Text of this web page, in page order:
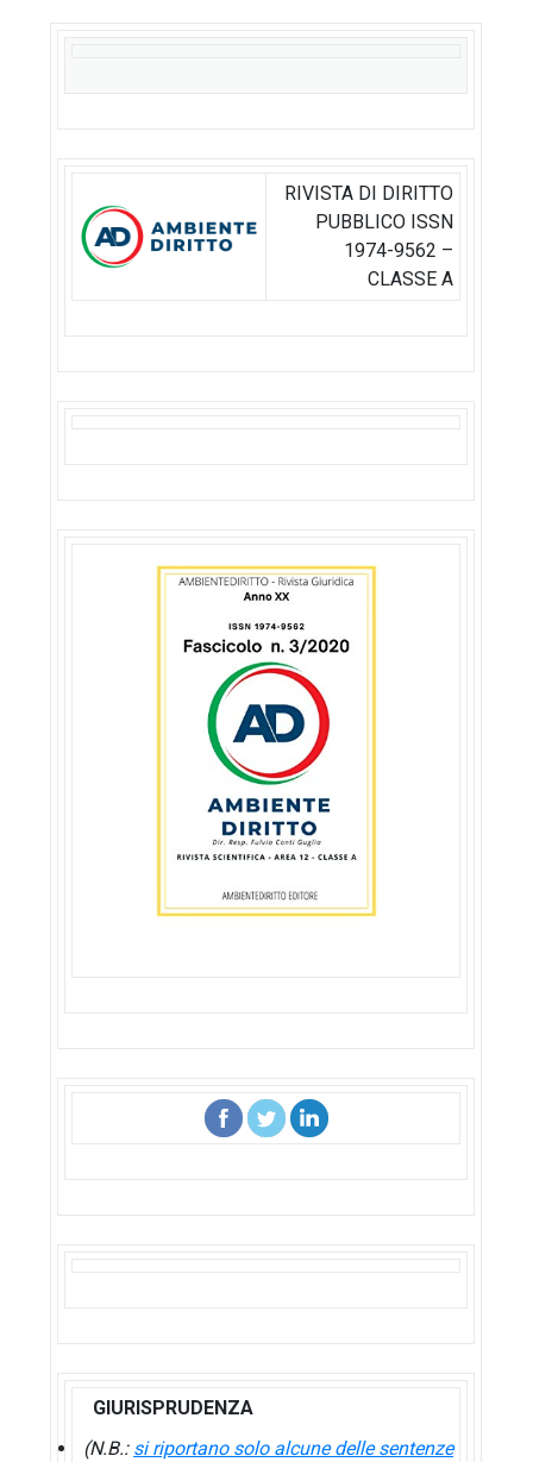
RIVISTA DI DIRITTO
PUBBLICO ISSN
1974-9562 –
CLASSE A
GIURISPRUDENZA
(N.B.: si riportano solo alcune delle sentenze